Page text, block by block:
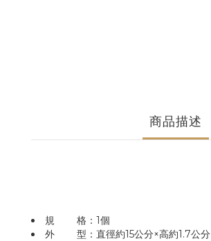
商品描述
規 格：1個
外 型：直徑約15公分×高約1.7公分